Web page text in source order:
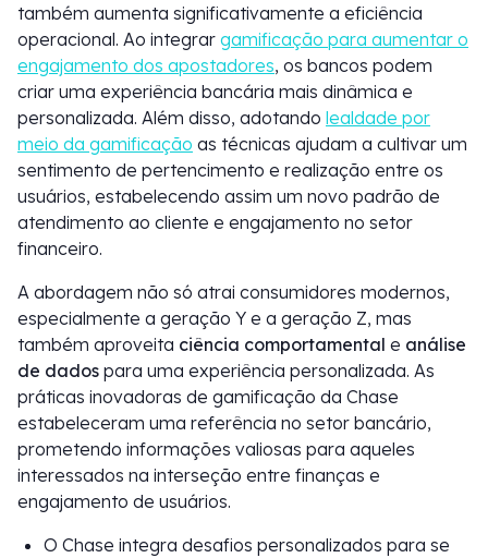
também aumenta significativamente a eficiência
operacional. Ao integrar gamificação para aumentar o
engajamento dos apostadores, os bancos podem
criar uma experiência bancária mais dinâmica e
personalizada. Além disso, adotando lealdade por
meio da gamificação as técnicas ajudam a cultivar um
sentimento de pertencimento e realização entre os
usuários, estabelecendo assim um novo padrão de
atendimento ao cliente e engajamento no setor
financeiro.
A abordagem não só atrai consumidores modernos,
especialmente a geração Y e a geração Z, mas
também aproveita ciência comportamental e análise
de dados para uma experiência personalizada. As
práticas inovadoras de gamificação da Chase
estabeleceram uma referência no setor bancário,
prometendo informações valiosas para aqueles
interessados na interseção entre finanças e
engajamento de usuários.
O Chase integra desafios personalizados para se